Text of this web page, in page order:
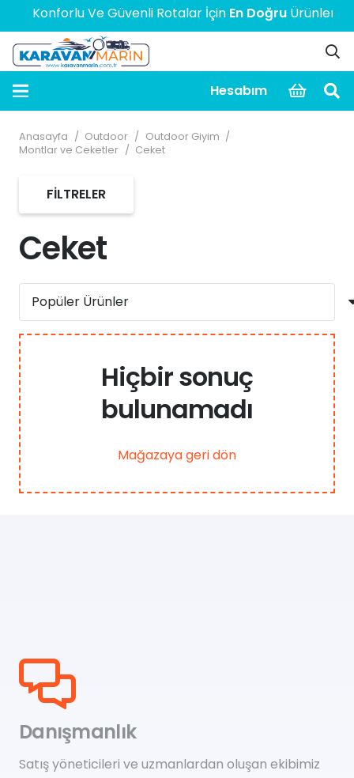
Konforlu Ve Güvenli Rotalar İçinEn DoğruÜrünler! > >
Hesabım
Anasayfa / Outdoor / Outdoor Giyim /
Montlar ve Ceketler / Ceket
Ceket
Hiçbir sonuç
bulunamadı
Mağazaya geri dön
FILTRELER
Danışmanlık
Satış yöneticileri ve uzmanlardan oluşan ekibimiz